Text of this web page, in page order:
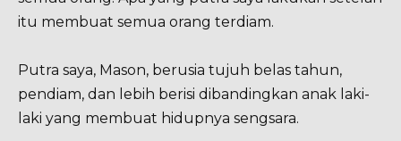
itu membuat semua orang terdiam.
Putra saya, Mason, berusia tujuh belas tahun,
pendiam, dan lebih berisi dibandingkan anak laki-
laki yang membuat hidupnya sengsara.